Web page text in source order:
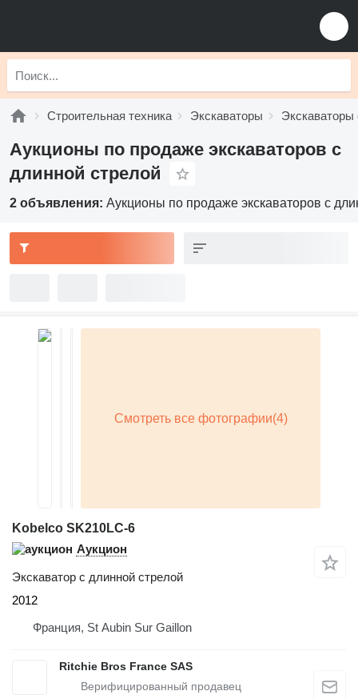
Строительная техника Экскаваторы Экскаваторы
Аукционы по продаже экскаваторов с
длинной стрелой
2 объявления: Аукционы по продаже экскаваторов с
Kobelco SK210LC-6
Аукцион
Экскаватор с длинной стрелой
2012
Франция, St Aubin Sur Gaillon
Ritchie Bros France SAS